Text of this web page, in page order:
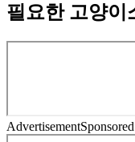
필요한 고양이
AdvertisementSponsored